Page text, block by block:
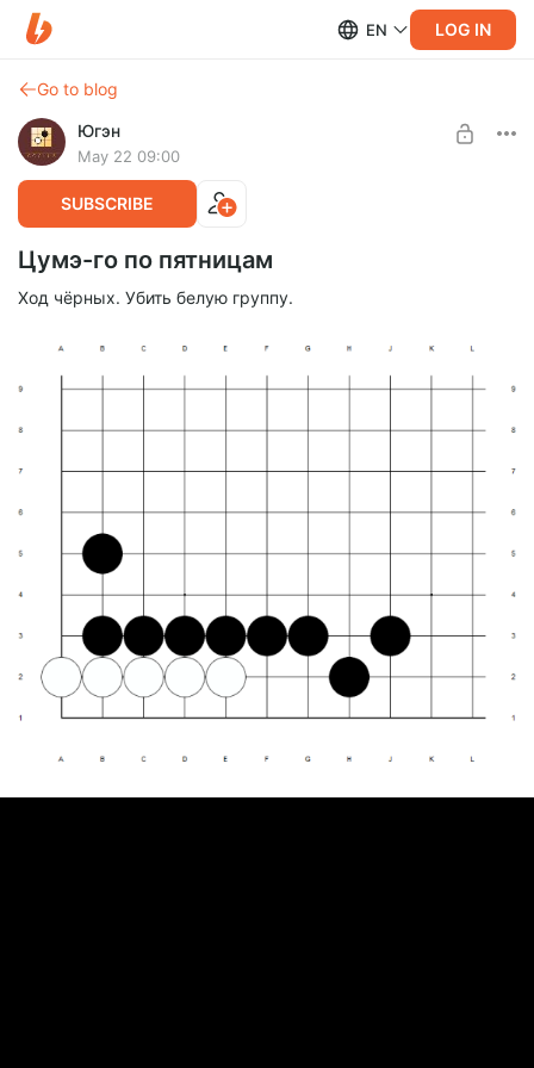
EN LOG IN
Go to blog
Югэн
May 22 09:00
SUBSCRIBE
Цумэ-го по пятницам
Ход чёрных. Убить белую группу.